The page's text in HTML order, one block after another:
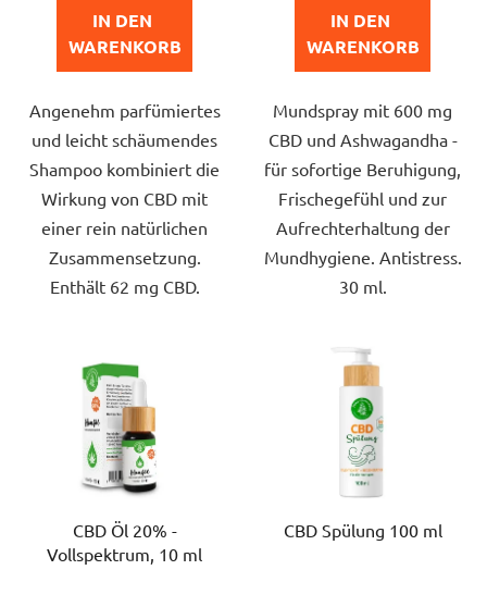
von
5
Sternen.
IN DEN
WARENKORB
Angenehm parfümiertes
und leicht schäumendes
Shampoo kombiniert die
Wirkung von CBD mit
einer rein natürlichen
Zusammensetzung.
Enthält 62 mg CBD.
von
5
Sternen.
IN DEN
WARENKORB
Mundspray mit 600 mg
CBD und Ashwagandha -
für sofortige Beruhigung,
Frischegefühl und zur
Aufrechterhaltung der
Mundhygiene. Antistress.
30 ml.
CBD Öl 20% -
Vollspektrum, 10 ml
CBD Spülung 100 ml